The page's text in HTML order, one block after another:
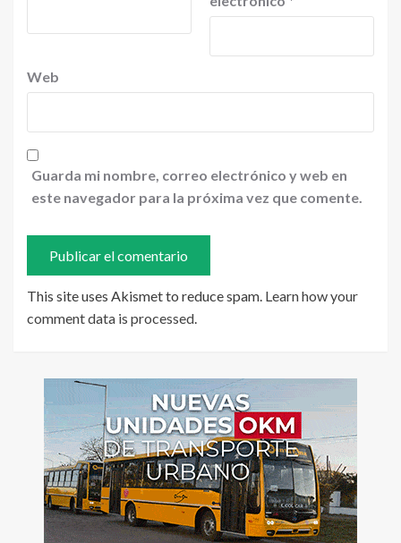
Web
Guarda mi nombre, correo electrónico y web en
este navegador para la próxima vez que comente.
This site uses Akismet to reduce spam. Learn how your
comment data is processed.